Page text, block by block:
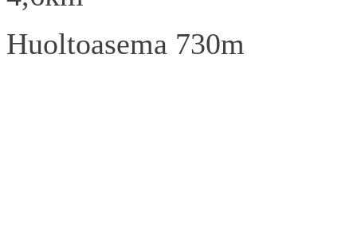
Huoltoasema 730m